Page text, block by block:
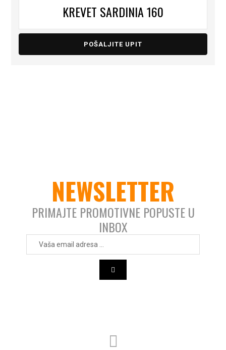
KREVET SARDINIA 160
POŠALJITE UPIT
NEWSLETTER
PRIMAJTE PROMOTIVNE POPUSTE U
INBOX